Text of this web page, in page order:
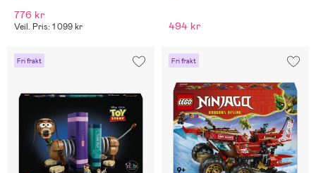
776 kr
Veil. Pris: 1 099 kr 494 kr
Fri frakt Fri frakt